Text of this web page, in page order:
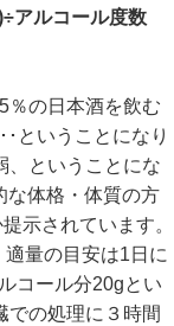
アルコール度数
％の日本酒を飲む
ということになり
、ということにな
な体格・体質の方
示されています。
量の目安は1日に
コール分20gとい
での処理に３時間